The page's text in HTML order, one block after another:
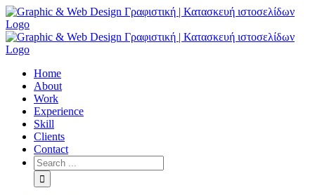
Skip
to
content
Home
About
Work
Experience
Skill
Clients
Contact
Search
for: